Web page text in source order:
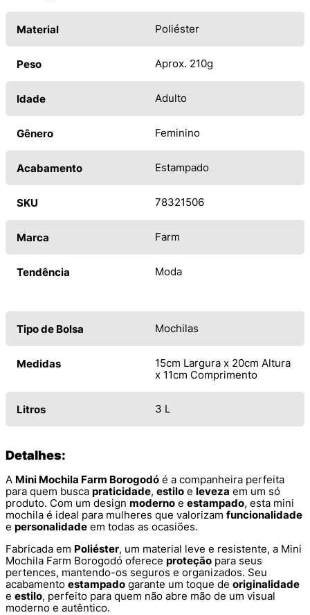
Material Poliéster
Peso Aprox. 210g
Idade Adulto
Gênero Feminino
Acabamento Estampado
SKU 78321506
Marca Farm
Tendência Moda
Tipo de Bolsa Mochilas
Medidas
15cm Largura x 20cm Altura
x 11cm Comprimento
Litros 3 L
Detalhes:
A Mini Mochila Farm Borogodó é a companheira perfeita
para quem busca praticidade, estilo e leveza em um só
produto. Com um design moderno e estampado, esta mini
mochila é ideal para mulheres que valorizam funcionalidade
e personalidade em todas as ocasiões.
Fabricada em Poliéster, um material leve e resistente, a Mini
Mochila Farm Borogodó oferece proteção para seus
pertences, mantendo-os seguros e organizados. Seu
acabamento estampado garante um toque de originalidade
e estilo, perfeito para quem não abre mão de um visual
moderno e autêntico.